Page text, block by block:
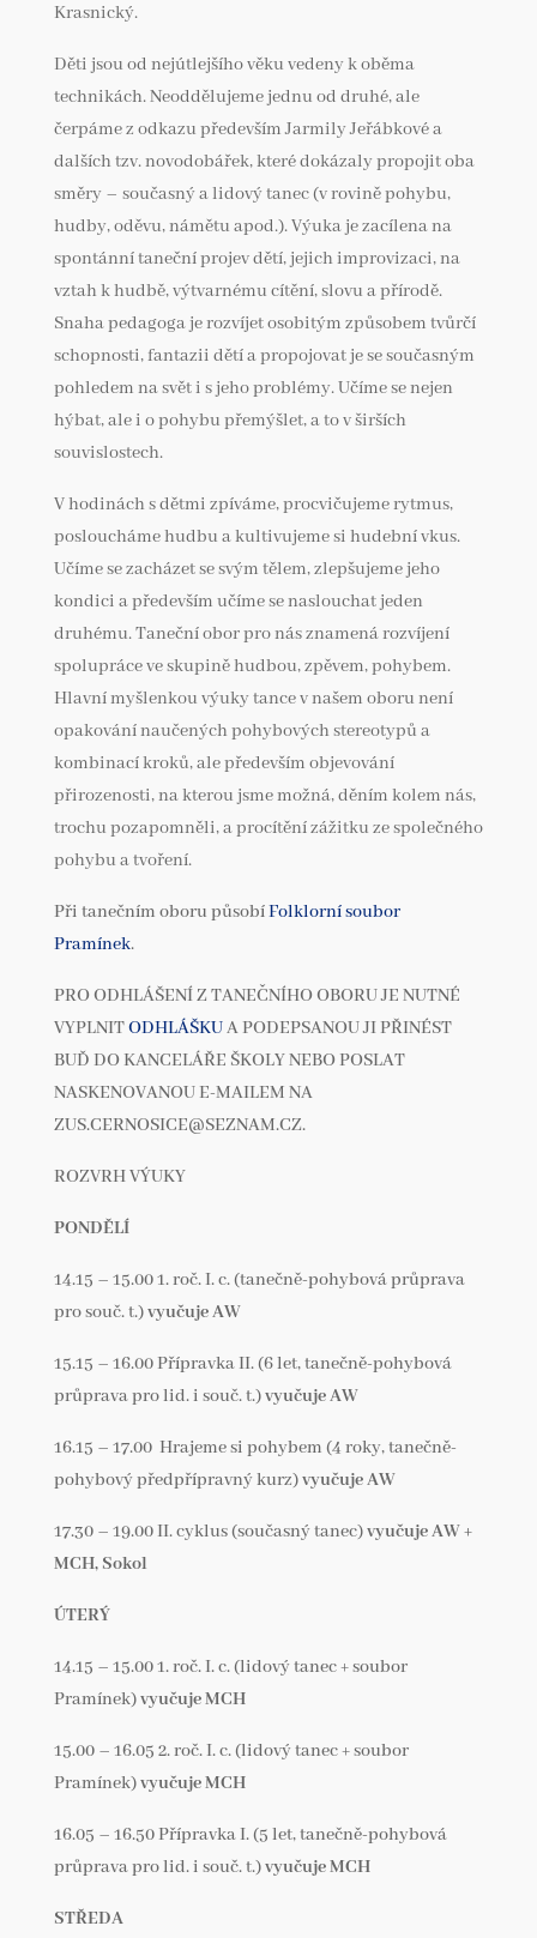
Krasnický.
Děti jsou od nejútlejšího věku vedeny k oběma
technikách. Neoddělujeme jednu od druhé, ale
čerpáme z odkazu především Jarmily Jeřábkové a
dalších tzv. novodobářek, které dokázaly propojit oba
směry – současný a lidový tanec (v rovině pohybu,
hudby, oděvu, námětu apod.). Výuka je zacílena na
spontánní taneční projev dětí, jejich improvizaci, na
vztah k hudbě, výtvarnému cítění, slovu a přírodě.
Snaha pedagoga je rozvíjet osobitým způsobem tvůrčí
schopnosti, fantazii dětí a propojovat je se současným
pohledem na svět i s jeho problémy. Učíme se nejen
hýbat, ale i o pohybu přemýšlet, a to v širších
souvislostech.
V hodinách s dětmi zpíváme, procvičujeme rytmus,
posloucháme hudbu a kultivujeme si hudební vkus.
Učíme se zacházet se svým tělem, zlepšujeme jeho
kondici a především učíme se naslouchat jeden
druhému. Taneční obor pro nás znamená rozvíjení
spolupráce ve skupině hudbou, zpěvem, pohybem.
Hlavní myšlenkou výuky tance v našem oboru není
opakování naučených pohybových stereotypů a
kombinací kroků, ale především objevování
přirozenosti, na kterou jsme možná, děním kolem nás,
trochu pozapomněli, a procítění zážitku ze společného
pohybu a tvoření.
Při tanečním oboru působíFolklorní soubor
Pramínek.
PRO ODHLÁŠENÍ Z TANEČNÍHO OBORU JE NUTNÉ
VYPLNITODHLÁŠKUA PODEPSANOU JI PŘINÉST
BUĎ DO KANCELÁŘE ŠKOLY NEBO POSLAT
NASKENOVANOU E-MAILEM NA
ZUS.CERNOSICE@SEZNAM.CZ.
ROZVRH VÝUKY
PONDĚLÍ
14.15 – 15.00 1. roč. I. c. (tanečně-pohybová průprava
pro souč. t.)vyučuje AW
15.15 – 16.00 Přípravka II. (6 let, tanečně-pohybová
průprava pro lid. i souč. t.)vyučuje AW
16.15 – 17.00 Hrajeme si pohybem (4 roky, tanečně-
pohybový předpřípravný kurz)vyučuje AW
17.30 – 19.00 II. cyklus (současný tanec)vyučuje AW +
MCH, Sokol
ÚTERÝ
14.15 – 15.00 1. roč. I. c. (lidový tanec + soubor
Pramínek)vyučuje MCH
15.00 – 16.05 2. roč. I. c. (lidový tanec + soubor
Pramínek)vyučuje MCH
16.05 – 16.50 Přípravka I. (5 let, tanečně-pohybová
průprava pro lid. i souč. t.)vyučuje MCH
STŘEDA